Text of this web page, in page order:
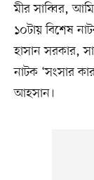
মীর সাব্বির,
১০টায় বিশেষ
হাসান সরকার,
নাটক ‘সংসার
আহসান।